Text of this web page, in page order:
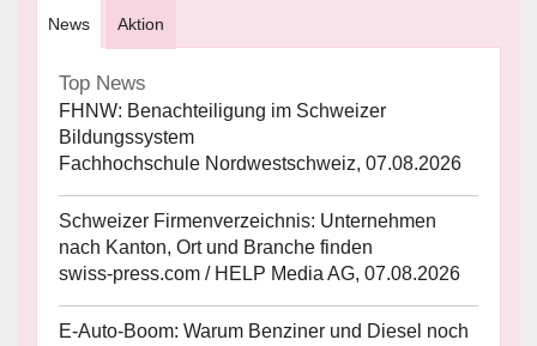
News Aktion
Top News
FHNW: Benachteiligung im Schweizer
Bildungssystem
Fachhochschule Nordwestschweiz, 07.08.2026
Schweizer Firmenverzeichnis: Unternehmen
nach Kanton, Ort und Branche finden
swiss-press.com / HELP Media AG, 07.08.2026
E-Auto-Boom: Warum Benziner und Diesel noch